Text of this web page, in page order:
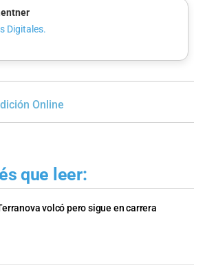
Digitales.
Online
que leer:
volcó pero sigue en carrera